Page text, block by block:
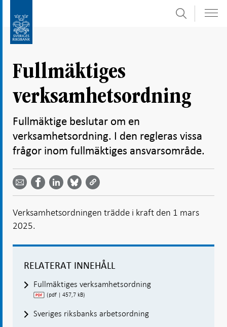
direkt
undersidor
Sök
Fullmäktiges
verksamhetsordning
Fullmäktige beslutar om en
verksamhetsordning. I den regleras vissa
frågor inom fullmäktiges ansvarsområde.
Dela
email -
Öppnas
i ny flik
Dela på
Facebook
- Öppnas
Dela på
LinkedIn
-
Öppnas
i ny flik
på
Bluesky
-
i ny flik
på
Twitter
-
i ny flik
Verksamhetsordningen trädde i kraft den 1 mars
2025.
RELATERAT INNEHÅLL
Fullmäktiges verksamhetsordning
(pdf | 457,7 kB)
Sveriges riksbanks arbetsordning